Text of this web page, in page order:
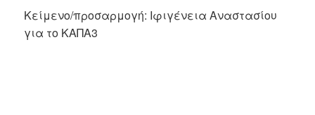
Κείμενο/προσαρμογή: Ιφιγένεια Αναστασίου
για το ΚΑΠΑ3